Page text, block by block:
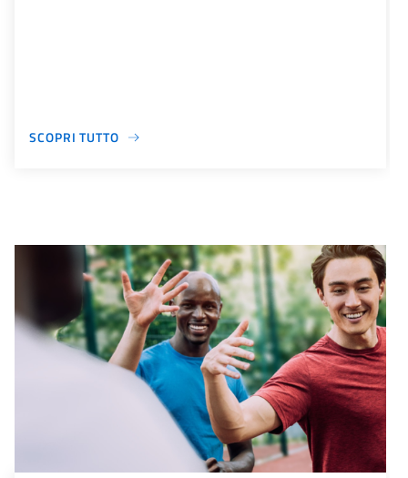
SCOPRI TUTTO